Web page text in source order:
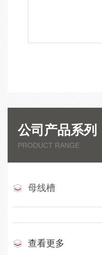
公司产品系列
PRODUCT RANGE
母线槽
查看更多